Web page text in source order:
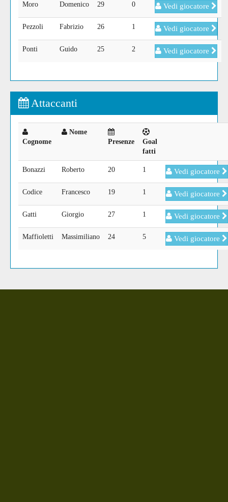
Moro Domenico 29 0 Vedi giocatore
Pezzoli Fabrizio 26 1 Vedi giocatore
Ponti Guido 25 2 Vedi giocatore
Attaccanti
Cognome
Nome
Presenze
Goal
fatti
Bonazzi Roberto 20 1 Vedi giocatore
Codice Francesco 19 1 Vedi giocatore
Gatti Giorgio 27 1 Vedi giocatore
Maffioletti Massimiliano 24 5 Vedi giocatore